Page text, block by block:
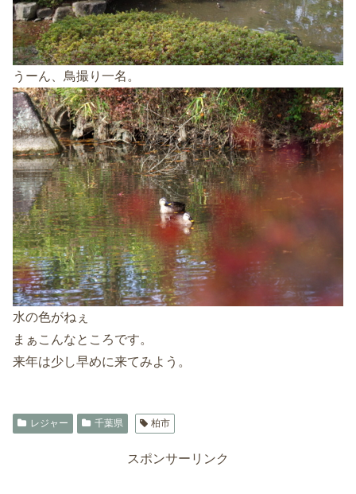
うーん、鳥撮り一名。
水の色がねぇ
まぁこんなところです。
来年は少し早めに来てみよう。
レジャー 千葉県 柏市
スポンサーリンク